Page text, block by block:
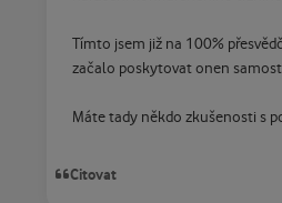
Tímto jsem již na 100%
začalo poskytovat onen
Máte tady někdo zkušenosti s
Citovat